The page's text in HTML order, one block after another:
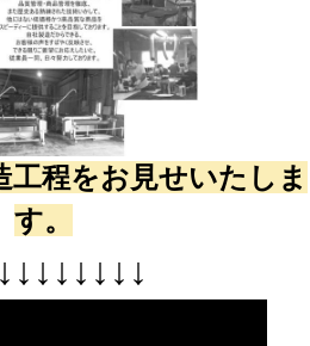
工程をお見せいたしま
す。
↓ ↓ ↓ ↓ ↓ ↓ ↓ ↓